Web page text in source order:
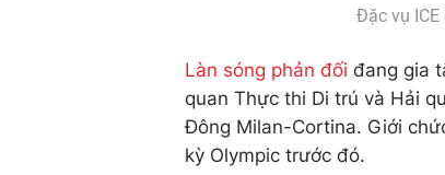
Đặc vụ
Làn sóng phản đối đang gia
quan Thực thi Di trú và Hải
Đông Milan-Cortina. Giới
kỳ Olympic trước đó.